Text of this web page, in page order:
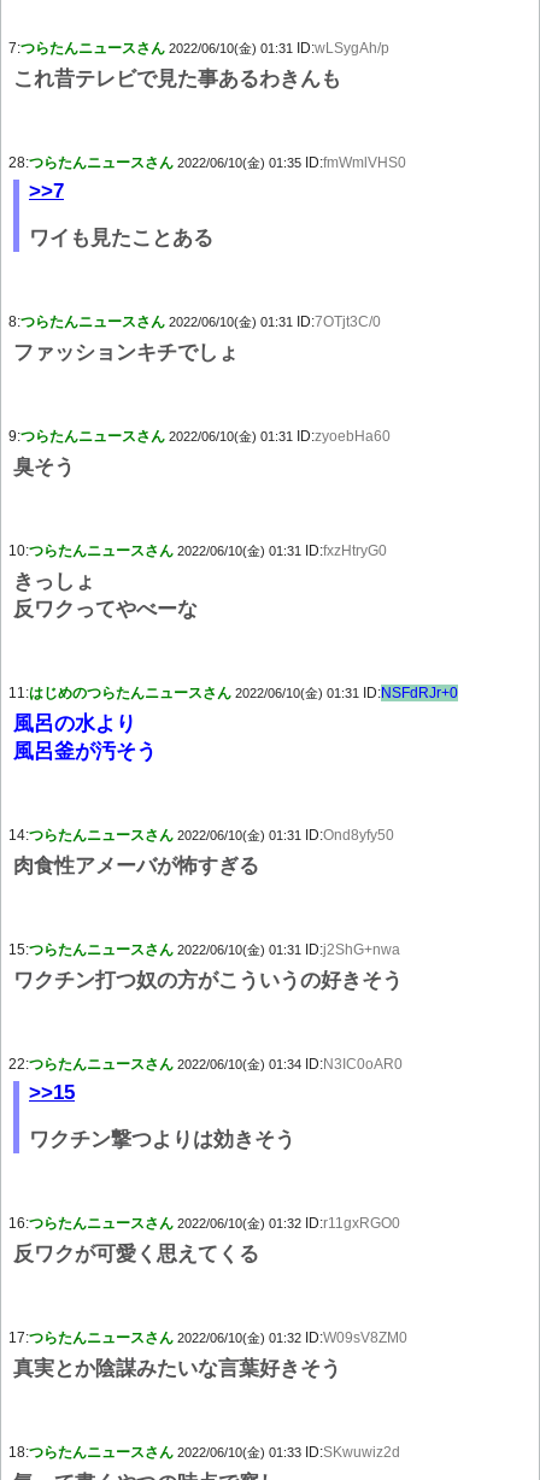
7:つらたんニュースさん 2022/06/10(金) 01:31 ID:wLSygAh/p
これ昔テレビで見た事あるわきんも
28:つらたんニュースさん 2022/06/10(金) 01:35 ID:fmWmlVHS0
>>7
ワイも見たことある
8:つらたんニュースさん 2022/06/10(金) 01:31 ID:7OTjt3C/0
ファッションキチでしょ
9:つらたんニュースさん 2022/06/10(金) 01:31 ID:zyoebHa60
臭そう
10:つらたんニュースさん 2022/06/10(金) 01:31 ID:fxzHtryG0
きっしょ
反ワクってやべーな
11:はじめのつらたんニュースさん 2022/06/10(金) 01:31 ID:NSFdRJr+0
風呂の水より
風呂釜が汚そう
14:つらたんニュースさん 2022/06/10(金) 01:31 ID:Ond8yfy50
肉食性アメーバが怖すぎる
15:つらたんニュースさん 2022/06/10(金) 01:31 ID:j2ShG+nwa
ワクチン打つ奴の方がこういうの好きそう
22:つらたんニュースさん 2022/06/10(金) 01:34 ID:N3IC0oAR0
>>15
ワクチン撃つよりは効きそう
16:つらたんニュースさん 2022/06/10(金) 01:32 ID:r11gxRGO0
反ワクが可愛く思えてくる
17:つらたんニュースさん 2022/06/10(金) 01:32 ID:W09sV8ZM0
真実とか陰謀みたいな言葉好きそう
18:つらたんニュースさん 2022/06/10(金) 01:33 ID:SKwuwiz2d